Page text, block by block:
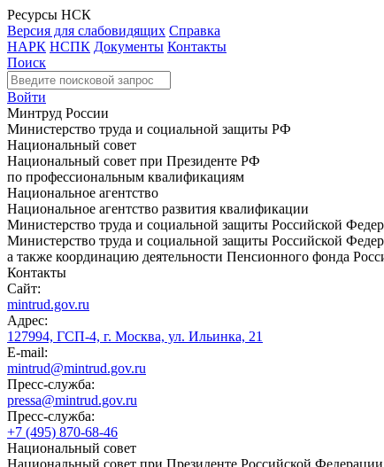
Ресурсы НСК
Версия для слабовидящих Справка
НАРК НСПК Документы Контакты
Поиск
Войти
Минтруд России
Министерство труда и социальной защиты РФ
Национальный совет
Национальный совет при Президенте РФ
по профессиональным квалификациям
Национальное агентство
Национальное агентство развития квалификации
Министерство труда и социальной защиты Российской
Министерство труда и социальной защиты Российской
а также координацию деятельности Пенсионного фонда
Контакты
Сайт:
mintrud.gov.ru
Адрес:
127994, ГСП-4, г. Москва, ул. Ильинка, 21
E-mail:
mintrud@mintrud.gov.ru
Пресс-служба:
pressa@mintrud.gov.ru
Пресс-служба:
+7 (495) 870-68-46
Национальный совет
Национальный совет при Президенте Российской